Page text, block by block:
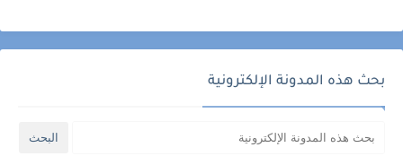
بحث هذه المدونة الإلكترونية